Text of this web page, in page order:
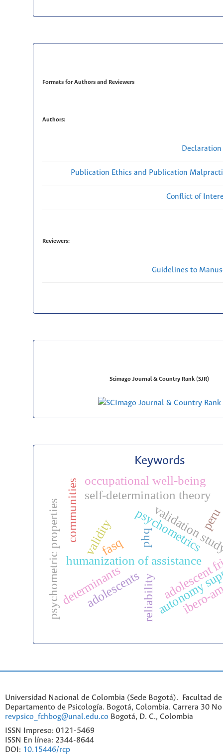
Formats for Authors and Reviewers
Authors:
Publication Ethics and Publication
Conflict of
Reviewers:
Guidelines to
Scimago Journal & Country Rank (SJR)
Keywords
psychometrics
humanization of assistance
validation
autonomy
fasq
self-determination theory
phq
validity
reliability
psychometric properties adolescents
determinants ibero-
occupational well-being
communities peru
Universidad Nacional de Colombia (Sede Bogotá). Facultad de
Departamento de Psicología. Bogotá, Colombia. Carrera 30
revpsico_fchbog@unal.edu.co Bogotá, D. C., Colombia
ISSN Impreso: 0121-5469
ISSN En línea: 2344-8644
DOI: 10.15446/rcp